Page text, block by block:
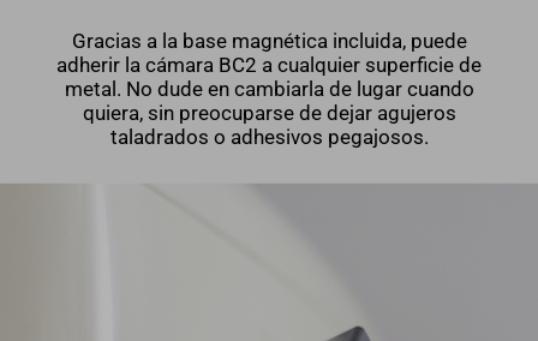
Gracias a la base magnética incluida, puede
adherir la cámara BC2 a cualquier superficie de
metal. No dude en cambiarla de lugar cuando
quiera, sin preocuparse de dejar agujeros
taladrados o adhesivos pegajosos.